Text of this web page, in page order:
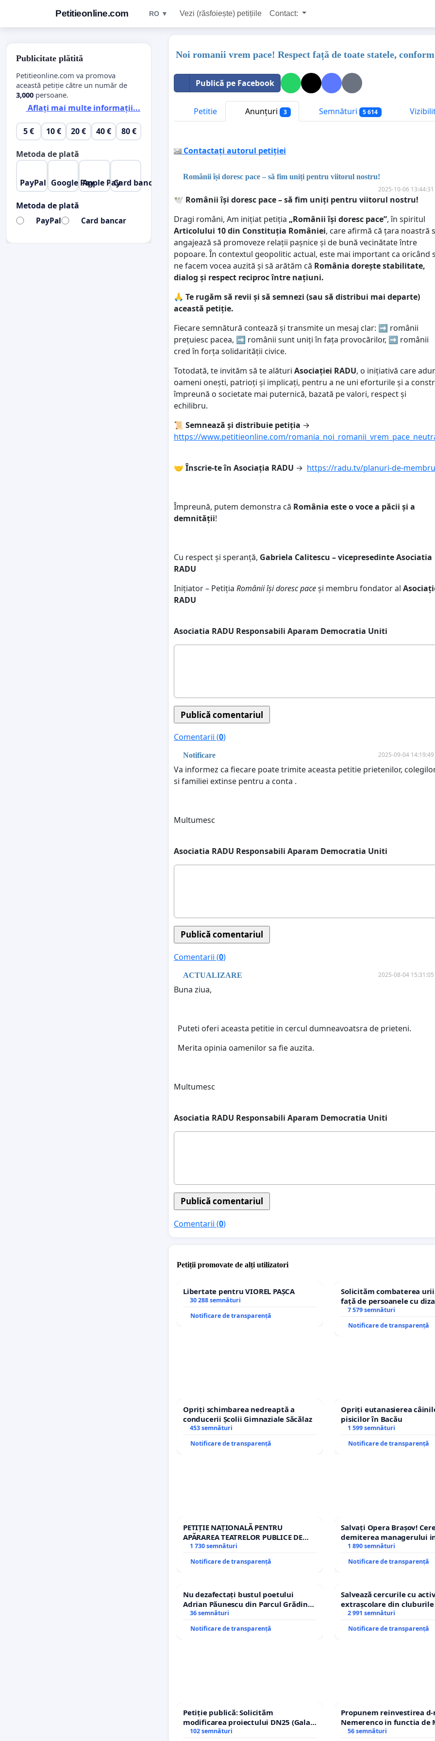
Petitieonline.com RO ▼ Vezi (răsfoiește) petițiile Contact:
Noi romanii vrem pace! Respect față de toate statele,
Publică pe Facebook
Petitie Anunțuri 3 Semnături 5 614
Contactați autorul petiției
Românii își doresc pace – să fim uniți pentru viitorul nostru!
2025-10-06 13:44:31
🕊 ️ Românii își doresc pace – să fim uniți pentru viitorul nostru!
Dragi români, Am inițiat petiția „Românii își doresc pace”, în spiritul
Articolului 10 din Constituția României, care afirmă că țara noastră
angajează să promoveze relații pașnice și de bună vecinătate între
popoare. În contextul geopolitic actual, este mai important ca oricând
ne facem vocea auzită și să arătăm că România dorește stabilitate,
dialog și respect reciproc între națiuni.
🙏 Te rugăm să revii și să semnezi (sau să distribui mai departe)
această petiție.
Fiecare semnătură contează și transmite un mesaj clar: ➡️ românii
prețuiesc pacea, ➡️ românii sunt uniți în fața provocărilor, ➡️ românii
cred în forța solidarității civice.
Totodată, te invităm să te alături Asociației RADU, o inițiativă care
oameni onești, patrioți și implicați, pentru a ne uni eforturile și a
împreună o societate mai puternică, bazată pe valori, respect și
echilibru.
📜 Semnează și distribuie petiția →
https://www.petitieonline.com/
🤝 Înscrie-te în Asociația RADU → https://radu.tv/planuri-de-
Împreună, putem demonstra că România este o voce a păcii și a
demnității!
Cu respect și speranță, Gabriela Calitescu – vicepresedinte Asociatia
RADU
Inițiator – Petiția Românii își doresc paceși membru fondator al
RADU
Asociatia RADU Responsabili Aparam Democratia Uniti
Comentarii (0)
Notificare 2025-09-04 14:19:49
Va informez ca fiecare poate trimite aceasta petitie prietenilor,
si familiei extinse pentru a conta .
Multumesc
Asociatia RADU Responsabili Aparam Democratia Uniti
Comentarii (0)
ACTUALIZARE 2025-08-04 15:31:05
Buna ziua,
Puteti oferi aceasta petitie in cercul dumneavoatsra de prieteni.
Merita opinia oamenilor sa fie auzita.
Multumesc
Asociatia RADU Responsabili Aparam Democratia Uniti
Comentarii (0)
Petiții promovate de alți utilizatori
Libertate pentru VIOREL PAȘCA
30 288 semnături
Notificare de transparență
Solicităm combaterea
față de persoanele cu
7 579 semnături
Notificare de transparență
Opriți schimbarea nedreaptă a
conducerii Școlii Gimnaziale Săcălaz
453 semnături
Notificare de transparență
Opriți eutanasierea
pisicilor în Bacău
1 599 semnături
Notificare de transparență
PETIȚIE NAȚIONALĂ PENTRU
APĂRAREA TEATRELOR PUBLICE DE
REPERTORIU DIN ROMÂNIA
1 730 semnături
Notificare de transparență
Salvați Opera Brașov!
demiterea managerului
Petrean Lucian-Marius!
1 890 semnături
Notificare de transparență
Nu dezafectați bustul poetului
Adrian Păunescu din Parcul Grădina
Icoanei! Stop cenzurii culturale!
36 semnături
Notificare de transparență
Salvează cercurile cu
extrașcolare din
copiilor
2 991 semnături
Notificare de transparență
Petiție publică: Solicităm
modificarea proiectului DN25 (Galați
– Hanu Conachi) prin devierea
102 semnături
Propunem reinvestirea d-
Nemerenco in functia de
Sanatatii
56 semnături
Publicitate plătită
Petitieonline.com va promova
această petiție către un număr de
3,000 persoane.
Aflați mai multe informații...
5 € 10 € 20 € 40 € 80 €
Metoda de plată
PayPal Google PayApple PayCard bancar
Metoda de plată
PayPal Card bancar